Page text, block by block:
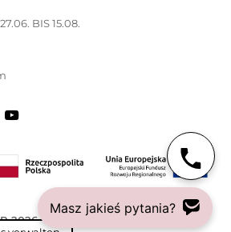
BIS 15.08.
2026Alle rechte vorbehalten
Masz jakieś pytania?